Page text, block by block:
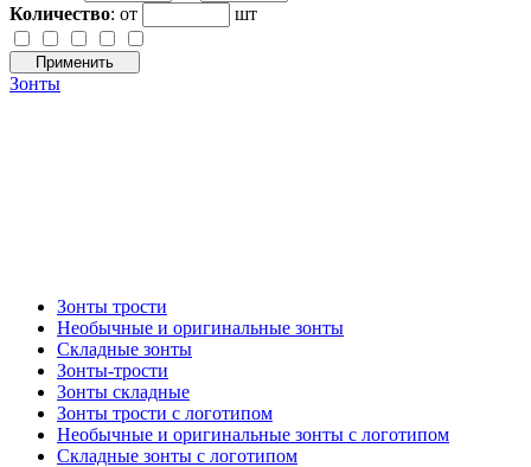
Количество: от шт
Применить
Зонты
Зонты трости
Необычные и оригинальные зонты
Складные зонты
Зонты-трости
Зонты складные
Зонты трости с логотипом
Необычные и оригинальные зонты с логотипом
Складные зонты с логотипом